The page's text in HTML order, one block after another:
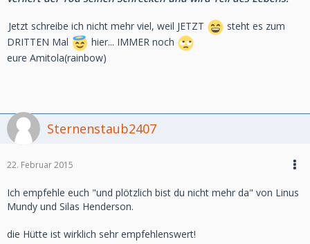
Jetzt schreibe ich nicht mehr viel, weil JETZT
steht es zum
DRITTEN Mal
hier... IMMER noch
eure Amitola(rainbow)
Sternenstaub2407
22. Februar 2015
Ich empfehle euch "und plötzlich bist du nicht mehr da" von Linus
Mundy und Silas Henderson.
die Hütte ist wirklich sehr empfehlenswert!